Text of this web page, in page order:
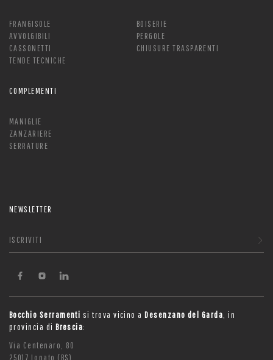
FRANGISOLE
AVVOLGIBILI
CASSONETTI
TENDE TECNICHE
BOISERIE
PERGOLE
CHIUSURE TRASPARENTI
COMPLEMENTI
MANIGLIE
ZANZARIERE
SERRATURE
NEWSLETTER
ISCRIVITI
Bocchio Serramenti si trova vicino aDesenzano del Garda , in
provincia diBrescia:
Via Centenaro, 80
25017 Lonato (BS)